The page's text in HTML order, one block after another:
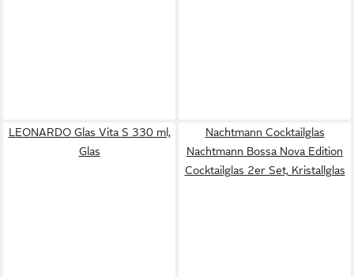
LEONARDO Glas Vita S 330 ml,
Glas
Nachtmann Cocktailglas
Nachtmann Bossa Nova Edition
Cocktailglas 2er Set, Kristallglas